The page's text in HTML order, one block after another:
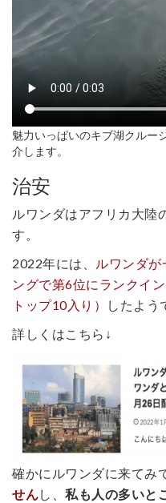
魅力いっぱいのキブ湖クルー
介します。
治安
ルワンダはアフリカ大陸
す。
2022年には、
ルワンダ
ングで第6位にランクイ
トップ10入り）
したよう
詳しくはこちら↓
確かにルワンダに来てみ
せんし、 私も人の多いと